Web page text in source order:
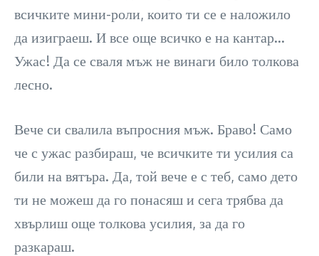
всичките мини-роли, които ти се е наложило
да изиграеш. И все още всичко е на кантар…
Ужас! Да се сваля мъж не винаги било толкова
лесно.
Вече си свалила въпросния мъж. Браво! Само
че с ужас разбираш, че всичките ти усилия са
били на вятъра. Да, той вече е с теб, само дето
ти не можеш да го понасяш и сега трябва да
хвърлиш още толкова усилия, за да го
разкараш.